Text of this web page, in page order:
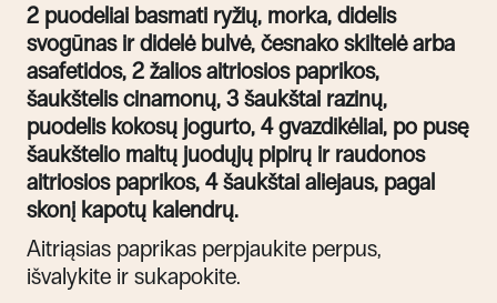
2 puodeliai basmati ryžių, morka, didelis
svogūnas ir didelė bulvė, česnako skiltelė arba
asafetidos, 2 žalios aitriosios paprikos,
šaukštelis cinamonų, 3 šaukštai razinų,
puodelis kokosų jogurto, 4 gvazdikėliai, po pusę
šaukštelio maltų juodųjų pipirų ir raudonos
aitriosios paprikos, 4 šaukštai aliejaus, pagal
skonį kapotų kalendrų.
Aitriąsias paprikas perpjaukite perpus,
išvalykite ir sukapokite.